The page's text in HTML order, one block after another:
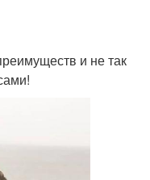
и не так